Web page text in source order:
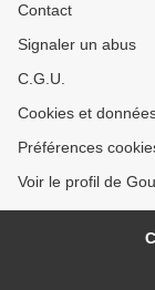
Contact
Signaler un abus
C.G.U.
Cookies et
Préférences
Voir le profil de